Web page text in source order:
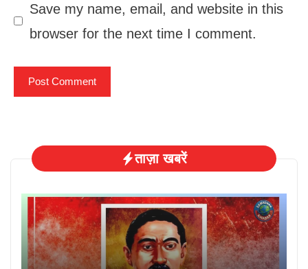
Save my name, email, and website in this
browser for the next time I comment.
ताज़ा खबरें